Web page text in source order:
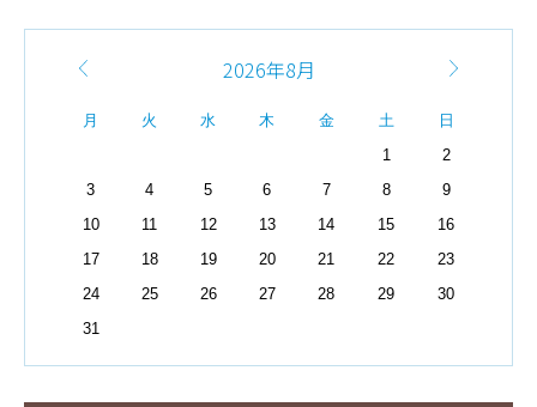
2026年8月
月 火 水 木 金 土
日
1
2
3
4 5 6 7 8
9
10
11 12 13 14 15
16
17
18 19 20 21 22
23
24
25 26 27 28 29
30
31